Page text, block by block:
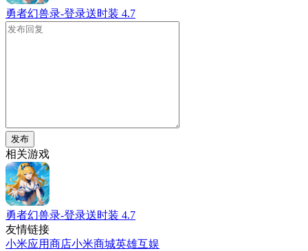
勇者幻兽录-登录送时装 4.7
发布
相关游戏
勇者幻兽录-登录送时装 4.7
友情链接
小米应用商店小米商城英雄互娱